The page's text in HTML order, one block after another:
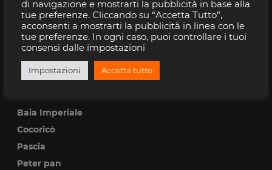
Beky Bay
Classic Club
Coconuts
Rimini Beach Arena
Baia Imperiale
Cocoricò
Pascia
Peter pan
di navigazione e mostrarti la pubblicità in base alla
tue preferenze. Cliccando su “Accetta Tutto”,
acconsenti a mostrarti la pubblicità in linea con le
tue preferenze. In ogni caso, puoi controllare i tuoi
consensi dalle impostazioni
Impostazioni Accetta tutto